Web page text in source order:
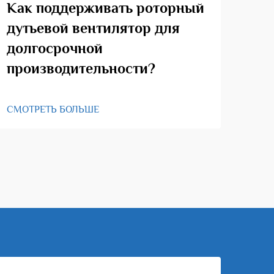
Как поддерживать роторный
дутьевой вентилятор для
долгосрочной
производительности?
СМОТРЕТЬ БОЛЬШЕ